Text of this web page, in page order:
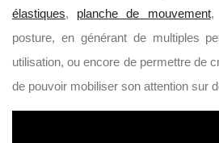
élastiques, planche de mouvement,
posture, en générant de multiples
utilisation, ou encore de permettre de
de pouvoir mobiliser son attention sur